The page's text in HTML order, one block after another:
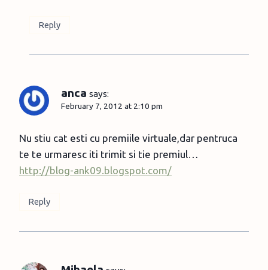
Reply
anca says:
February 7, 2012 at 2:10 pm
Nu stiu cat esti cu premiile virtuale,dar pentruca
te te urmaresc iti trimit si tie premiul…
http://blog-ank09.blogspot.com/
Reply